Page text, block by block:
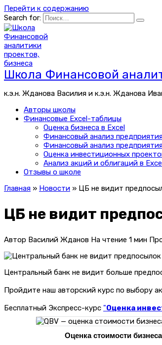
Перейти к содержанию
Search for:
Школа Финансовой
к.э.н. Жданова Василия и к.э.н. Жданова
Авторы школы
Финансовые Excel-таблицы
Оценка бизнеса в Excel
Финансовый анализ
Финансовый анализ
Оценка инвестиционных
Анализ акций и облигаций в
Отзывы о школе
Главная » Новости » ЦБ не видит
ЦБ не видит
Автор Василий Жданов На чтение 1 мин
Центральный банк не видит больше
Пройдите наш авторский курс по выбору
Бесплатный Экспресс-курс "Оценка
Оценка стоимости бизнеса